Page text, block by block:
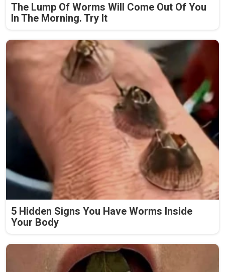
The Lump Of Worms Will Come Out Of You
In The Morning. Try It
5 Hidden Signs You Have Worms Inside
Your Body